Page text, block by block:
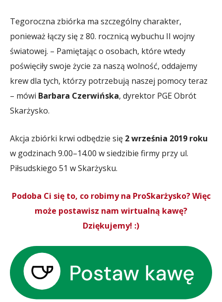
Tegoroczna zbiórka ma szczególny charakter,
ponieważ łączy się z 80. rocznicą wybuchu II wojny
światowej. – Pamiętając o osobach, które wtedy
poświęciły swoje życie za naszą wolność, oddajemy
krew dla tych, którzy potrzebują naszej pomocy teraz
– mówi Barbara Czerwińska, dyrektor PGE Obrót
Skarżysko.
Akcja zbiórki krwi odbędzie się 2 września 2019 roku
w godzinach 9.00–14.00 w siedzibie firmy przy ul.
Piłsudskiego 51 w Skarżysku.
Podoba Ci się to, co robimy na ProSkarżysko? Więc
może postawisz nam wirtualną kawę?
Dziękujemy! :)